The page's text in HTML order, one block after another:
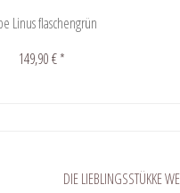
Linus flaschengrün
149,90 € *
DIE LIEBLINGSSTÜKKE